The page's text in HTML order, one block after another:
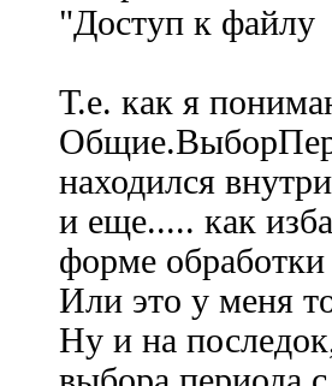
"Дocтyп к фaйлy
Т.е. как я
находился
и еще..... как
форме
Или это у меня
Ну и на